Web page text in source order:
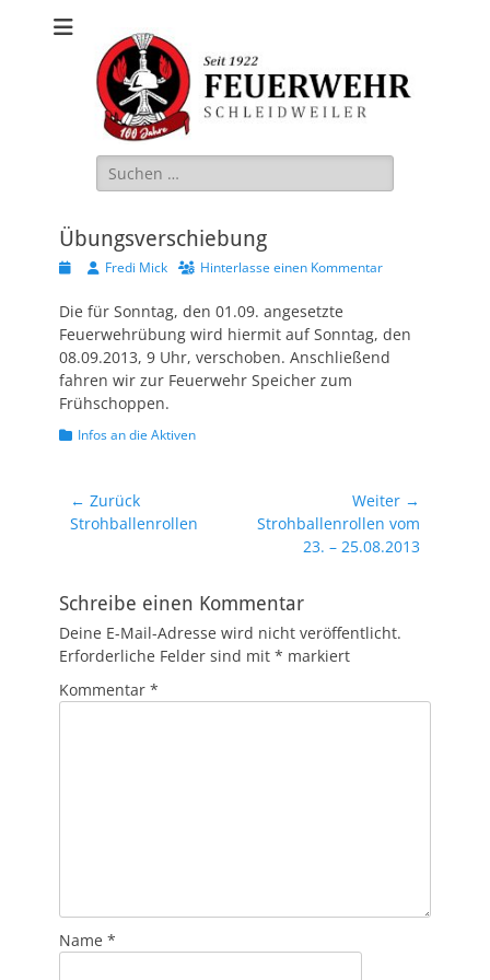
Feuerwehr
Schleidweiler
Suche
nach:
Übungsverschiebung
Veröffentlicht
AutorFredi Mick Hinterlasse einen Kommentar
Die für Sonntag, den 01.09. angesetzte
Feuerwehrübung wird hiermit auf Sonntag, den
08.09.2013, 9 Uhr, verschoben. Anschließend
fahren wir zur Feuerwehr Speicher zum
Frühschoppen.
Kategorien
Infos an die Aktiven
Beitragsnavigation
← Zurück
Vorheriger
Strohballenrollen
Weiter →
Nächster
Strohballenrollen vom
23. – 25.08.2013
Schreibe einen Kommentar
Deine E-Mail-Adresse wird nicht veröffentlicht.
Erforderliche Felder sind mit * markiert
Kommentar *
Name *